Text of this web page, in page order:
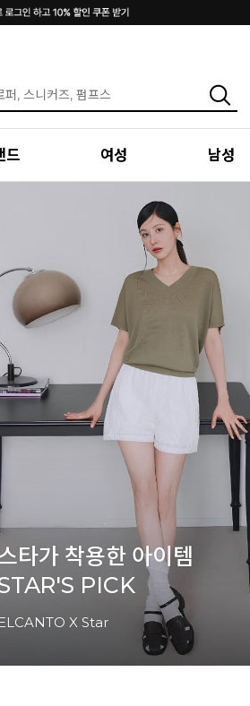
드 여성 남성
럽이 착용한 아이템
PICK
ELCANTO X Celeb